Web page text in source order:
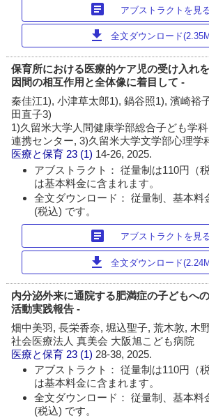
article アブストラクトを見
download 全文ダウンロード
保育所における医療的ケア児の受け入れ
因間の相互作用と全体像に着目して -
秦佳江1), 小津草太郎1), 鍋谷照1), 濱崎裕
田直子3)
1)久留米大学人間健康学部総合子ども学
連携センター, 3)久留米大学文学部心理学
医療と保育 23 (1) 14-26, 2025.
アブストラクト： 従量制は110円（
は基本料金に含まれます。
全文ダウンロード： 従量制、基本料
(税込) です。
article アブストラクトを見
download 全文ダウンロード
内分泌外来に通院する肥満症の子どもへ
活動実践報告 -
畑中美羽, 長栄香奈, 堀込聖子, 荒木敦, 木
社会医療法人 真美会 大阪旭こども病院
医療と保育 23 (1) 28-38, 2025.
アブストラクト： 従量制は110円（
は基本料金に含まれます。
全文ダウンロード： 従量制、基本料
(税込) です。